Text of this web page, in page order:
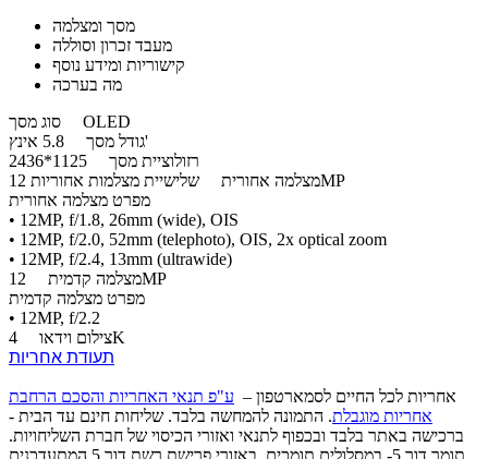
מסך ומצלמה
מעבד זכרון וסוללה
קישוריות ומידע נוסף
מה בערכה
סוג מסך OLED
גודל מסך5.8 אינץ'
רזולוציית מסך
מצלמה אחוריתשלישיית מצלמות אחוריות 12MP
מפרט מצלמה אחורית
• 12MP, f/1.8, 26mm (wide), OIS
• 12MP, f/2.0, 52mm (telephoto), OIS, 2x optical zoom
• 12MP, f/2.4, 13mm (ultrawide)
מצלמה קדמית12MP
מפרט מצלמה קדמית
• 12MP, f/2.2
צילום וידאו4K
תעודת אחריות
אחריות לכל החיים לסמארטפון – ע"פ תנאי האחריות והסכם הרחבת
אחריות מוגבלת. התמונה להמחשה בלבד. שליחות חינם עד הבית -
ברכישה באתר בלבד ובכפוף לתנאי ואזורי הכיסוי של חברת השליחויות.